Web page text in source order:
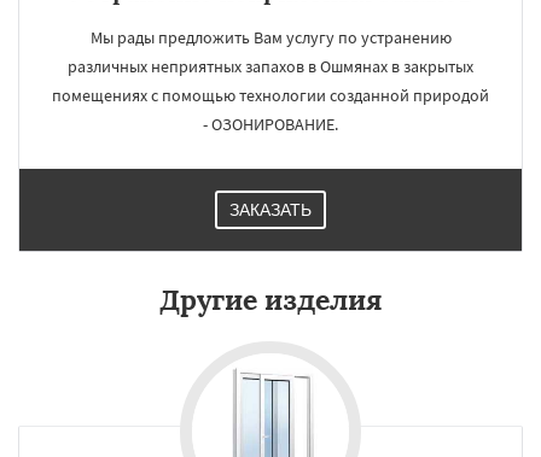
Мы рады предложить Вам услугу по устранению
различных неприятных запахов в Ошмянах в закрытых
помещениях с помощью технологии созданной природой
- ОЗОНИРОВАНИЕ.
ЗАКАЗАТЬ
Другие изделия